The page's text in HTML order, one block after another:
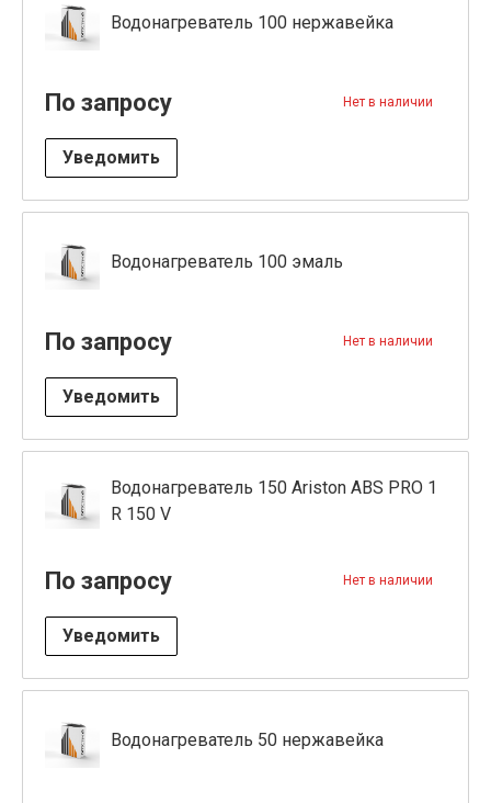
Водонагреватель 100 нержавейка
По запросу Нет в наличии
Уведомить
Водонагреватель 100 эмаль
По запросу Нет в наличии
Уведомить
Водонагреватель 150 Ariston ABS PRO 1
R 150 V
По запросу Нет в наличии
Уведомить
Водонагреватель 50 нержавейка